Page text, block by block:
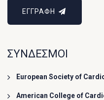
ΕΓΓΡΑΦΗ
ΣΥΝΔΕΣΜΟΙ
European Society of
American College of